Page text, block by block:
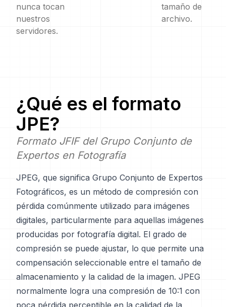
nunca tocan
nuestros
servidores.
tamaño de
archivo.
¿Qué es el formato
JPE?
Formato JFIF del Grupo Conjunto de
Expertos en Fotografía
JPEG, que significa Grupo Conjunto de Expertos
Fotográficos, es un método de compresión con
pérdida comúnmente utilizado para imágenes
digitales, particularmente para aquellas imágenes
producidas por fotografía digital. El grado de
compresión se puede ajustar, lo que permite una
compensación seleccionable entre el tamaño de
almacenamiento y la calidad de la imagen. JPEG
normalmente logra una compresión de 10:1 con
poca pérdida perceptible en la calidad de la